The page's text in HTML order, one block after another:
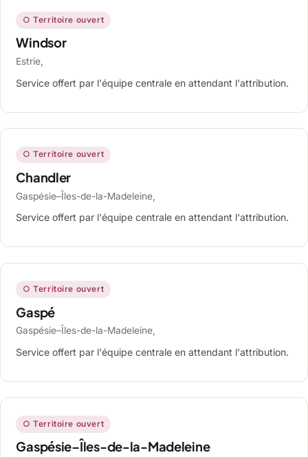
○ Territoire ouvert
Windsor
Estrie,
Service offert par l'équipe centrale en attendant l'attribution.
○ Territoire ouvert
Chandler
Gaspésie–Îles-de-la-Madeleine,
Service offert par l'équipe centrale en attendant l'attribution.
○ Territoire ouvert
Gaspé
Gaspésie–Îles-de-la-Madeleine,
Service offert par l'équipe centrale en attendant l'attribution.
○ Territoire ouvert
Gaspésie–Îles-de-la-Madeleine